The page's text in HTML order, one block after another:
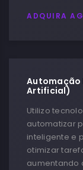
ADQUIRA
Automação
Artificial)
Utilizo
automatizar
inteligente e
otimizar
aumentando